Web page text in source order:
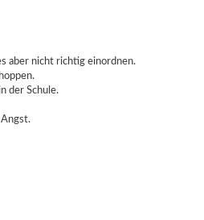
aber nicht richtig einordnen.
der Schule.